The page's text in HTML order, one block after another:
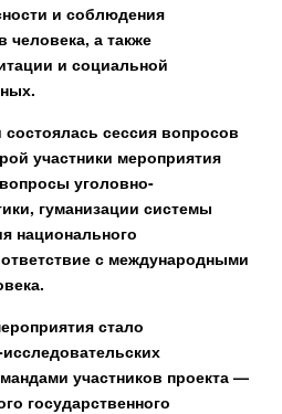
и соблюдения
а также
и социальной
сессия вопросов
участники мероприятия
уголовно-
гуманизации системы
национального
с международными
стало
участников проекта —
государственного